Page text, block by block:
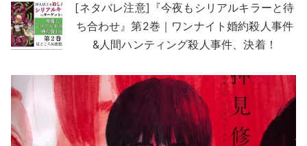
[ネタバレ注意]『今夜もシリアルキラーと待
ち合わせ』第2巻｜ワンナイト婚約殺人事件
&人間ハンティング殺人事件、決着！